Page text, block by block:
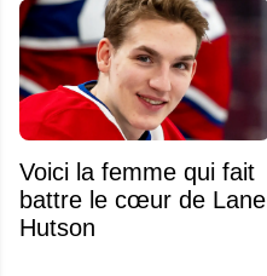
Voici la femme qui fait
battre le cœur de Lane
Hutson